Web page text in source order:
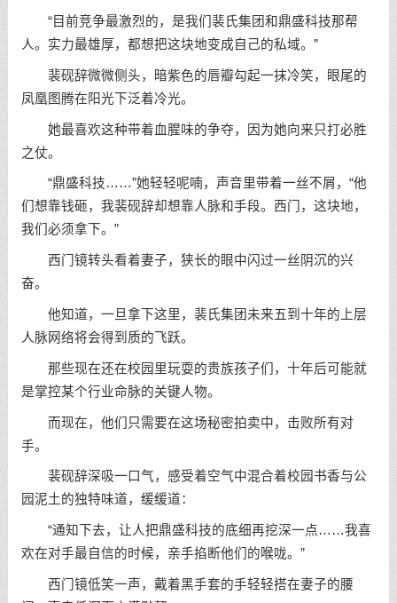
“目前竞争最激烈的，是我们裴氏集团和鼎盛科技那帮
人。实力最雄厚，都想把这块地变成自己的私域。”
裴砚辞微微侧头，暗紫色的唇瓣勾起一抹冷笑，眼尾的
凤凰图腾在阳光下泛着冷光。
她最喜欢这种带着血腥味的争夺，因为她向来只打必胜
之仗。
“鼎盛科技……”她轻轻呢喃，声音里带着一丝不屑，“他
们想靠钱砸，我裴砚辞却想靠人脉和手段。西门，这块地，
我们必须拿下。”
西门镜转头看着妻子，狭长的眼中闪过一丝阴沉的兴
奋。
他知道，一旦拿下这里，裴氏集团未来五到十年的上层
人脉网络将会得到质的飞跃。
那些现在还在校园里玩耍的贵族孩子们，十年后可能就
是掌控某个行业命脉的关键人物。
而现在，他们只需要在这场秘密拍卖中，击败所有对
手。
裴砚辞深吸一口气，感受着空气中混合着校园书香与公
园泥土的独特味道，缓缓道：
“通知下去，让人把鼎盛科技的底细再挖深一点……我喜
欢在对手最自信的时候，亲手掐断他们的喉咙。”
西门镜低笑一声，戴着黑手套的手轻轻搭在妻子的腰